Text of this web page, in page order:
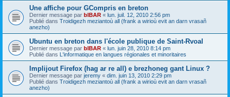
Une affiche pour GCompris en breton
Dernier message par bIBAR « lun. juil. 12, 2010 2:56 pm
Publié dans Troidigezh meziantoù all (frank a wirioù evit an darn vrasañ
anezho)
Ubuntu en breton dans l'école publique de Saint-Rvoal
Dernier message par bIBAR « lun. juin 28, 2010 8:14 pm
Publié dans L'informatique en langues régionales et minoritaires
Implijout Firefox (hag ar re all) e brezhoneg gant Linux ?
Dernier message par jeremy « dim. juin 13, 2010 2:29 pm
Publié dans Troidigezh meziantoù all (frank a wirioù evit an darn vrasañ
anezho)